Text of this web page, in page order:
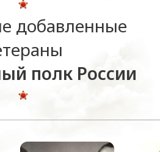
добавленные
полк России